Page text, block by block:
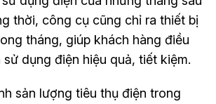
thời, công cụ cũng chỉ ra thiết bị
tháng, giúp khách hàng điều
dụng điện hiệu quả, tiết kiệm.
sản lượng tiêu thụ điện trong